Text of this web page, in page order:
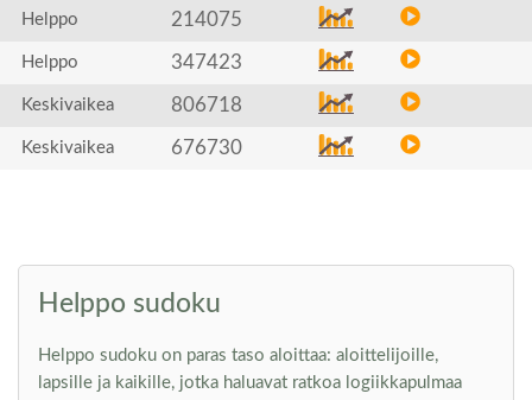
Helppo 214075
Helppo 347423
Keskivaikea 806718
Keskivaikea 676730
Helppo sudoku
Helppo sudoku on paras taso aloittaa: aloittelijoille,
lapsille ja kaikille, jotka haluavat ratkoa logiikkapulmaa